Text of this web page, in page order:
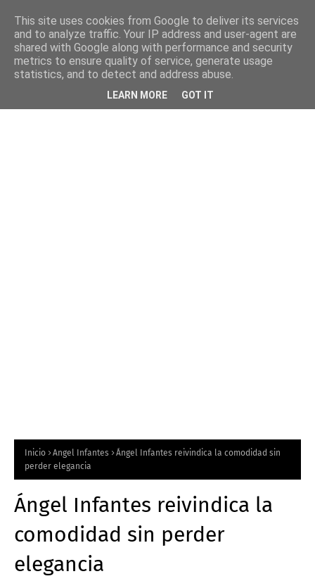
Inicio Angel Infantes
Ángel Infantes reivindica la comodidad sin
perder elegancia
Ángel Infantes reivindica la
comodidad sin perder
elegancia
This site uses cookies from Google to deliver its services
and to analyze traffic. Your IP address and user-agent are
shared with Google along with performance and security
metrics to ensure quality of service, generate usage
statistics, and to detect and address abuse.
LEARN MORE GOT IT